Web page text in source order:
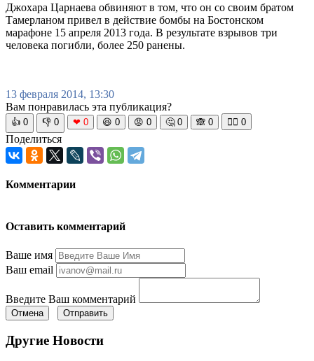
Джохара Царнаева обвиняют в том, что он со своим братом
Тамерланом привел в действие бомбы на Бостонском
марафоне 15 апреля 2013 года. В результате взрывов три
человека погибли, более 250 ранены.
13 февраля 2014, 13:30
Вам понравилась эта публикация?
👍 0 👎 0 ❤ 0 😆 0 😡 0 🤔 0 🙈 0 🧘‍♀️ 0
Поделиться
Комментарии
Оставить комментарий
Ваше имя
Ваш email
Введите Ваш комментарий
Отмена Отправить
Другие Новости